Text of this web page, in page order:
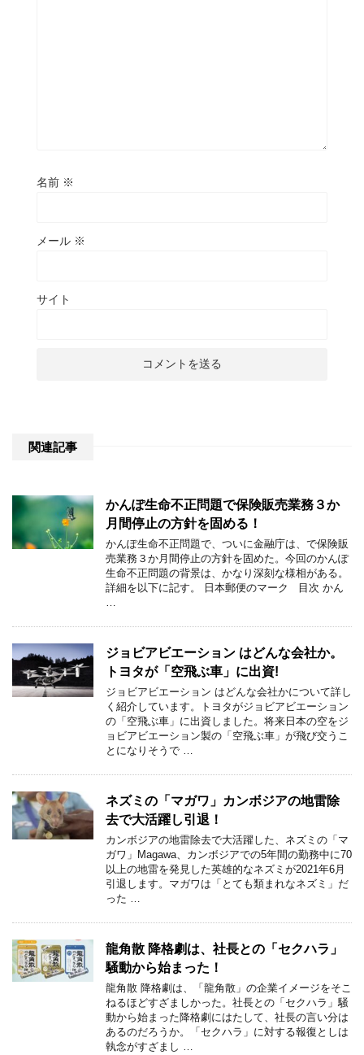
名前 ※
メール ※
サイト
関連記事
かんぽ生命不正問題で保険販売業務３か
月間停止の方針を固める！
かんぽ生命不正問題で、ついに金融庁は、で保険販
売業務３か月間停止の方針を固めた。今回のかんぽ
生命不正問題の背景は、かなり深刻な様相がある。
詳細を以下に記す。 日本郵便のマーク 目次 かん
ジョビアビエーション はどんな会社か。
トヨタが「空飛ぶ車」に出資!
ジョビアビエーション はどんな会社かについて詳し
く紹介しています。トヨタがジョビアビエーション
の「空飛ぶ車」に出資しました。将来日本の空をジ
ョビアビエーション製の「空飛ぶ車」が飛び交うこ
とになりそうで …
ネズミの「マガワ」カンボジアの地雷除
去で大活躍し引退！
カンボジアの地雷除去で大活躍した、ネズミの「マ
ガワ」Magawa、カンボジアでの5年間の勤務中に70
以上の地雷を発見した英雄的なネズミが2021年6月
引退します。マガワは「とても類まれなネズミ」だ
った …
龍角散 降格劇は、社長との「セクハラ」
騒動から始まった！
龍角散 降格劇は、「龍角散」の企業イメージをそこ
ねるほどすざましかった。社長との「セクハラ」騒
動から始まった降格劇にはたして、社長の言い分は
あるのだろうか。「セクハラ」に対する報復としは
執念がすざまし …